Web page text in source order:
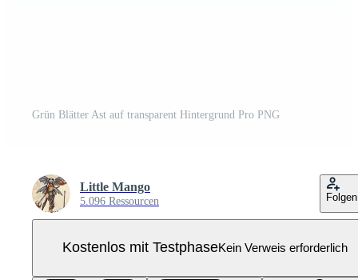
Grün Blätter Ast auf transparent Hintergrund Pro PNG
Little Mango
5.096 Ressourcen Folgen
Kostenlos mit TestphaseKein Verweis erforderlich